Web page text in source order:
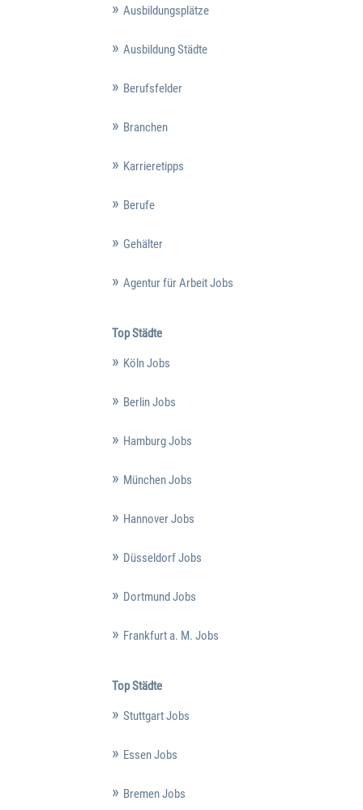
Ausbildungsplätze
Ausbildung Städte
Berufsfelder
Branchen
Karrieretipps
Berufe
Gehälter
Agentur für Arbeit Jobs
Top Städte
Köln Jobs
Berlin Jobs
Hamburg Jobs
München Jobs
Hannover Jobs
Düsseldorf Jobs
Dortmund Jobs
Frankfurt a. M. Jobs
Top Städte
Stuttgart Jobs
Essen Jobs
Bremen Jobs